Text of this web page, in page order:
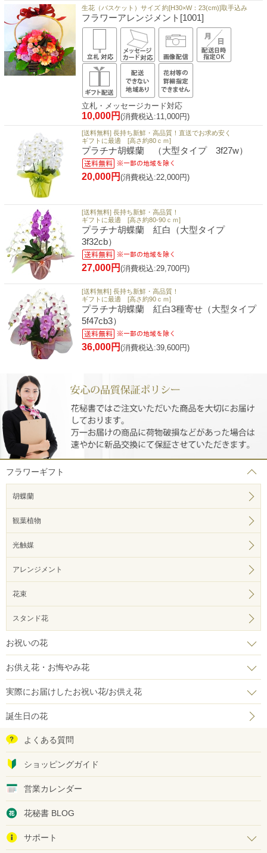
生花（バスケット）サイズ 約[H30×W：23(cm)]取手込み
フラワーアレンジメント[1001]
立札・メッセージカード対応
10,000円 (消費税込:11,000円)
[送料無料] 長持ち新鮮・高品質！直送でお求め安く
ギフトに最適 [高さ約80ｃｍ]
プラチナ胡蝶蘭 （大型タイプ 3f27w）
20,000円 (消費税込:22,000円)
[送料無料] 長持ち新鮮・高品質！
ギフトに最適 [高さ約80-90ｃｍ]
プラチナ胡蝶蘭 紅白（大型タイプ
3f32cb）
27,000円 (消費税込:29,700円)
[送料無料] 長持ち新鮮・高品質！
ギフトに最適 [高さ約90ｃｍ]
プラチナ胡蝶蘭 紅白3種寄せ（大型タイプ
5f47cb3）
36,000円 (消費税込:39,600円)
フラワーギフト
胡蝶蘭
観葉植物
光触媒
アレンジメント
花束
スタンド花
お祝いの花
お供え花・お悔やみ花
実際にお届けしたお祝い花/お供え花
誕生日の花
よくある質問
ショッピングガイド
営業カレンダー
花秘書 BLOG
サポート